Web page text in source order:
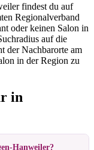
findest du auf
Regionalverband
oder keinen Salon in
auf die
der Nachbarorte am
in der Region zu
in
Hanweiler?